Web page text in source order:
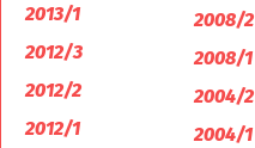
2013/1
2012/3
2012/2
2012/1
2008/2
2008/1
2004/2
2004/1